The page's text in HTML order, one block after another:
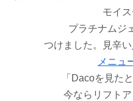
モイ
プラチナムジ
つけました。見辛い
メニュ
「Dacoを見た
今ならリフト